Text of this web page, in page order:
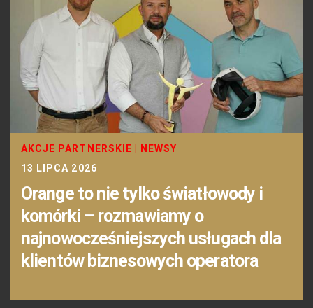
AKCJE PARTNERSKIE
NEWSY
13 LIPCA 2026
Orange to nie tylko światłowody i
komórki – rozmawiamy o
najnowocześniejszych usługach dla
klientów biznesowych operatora